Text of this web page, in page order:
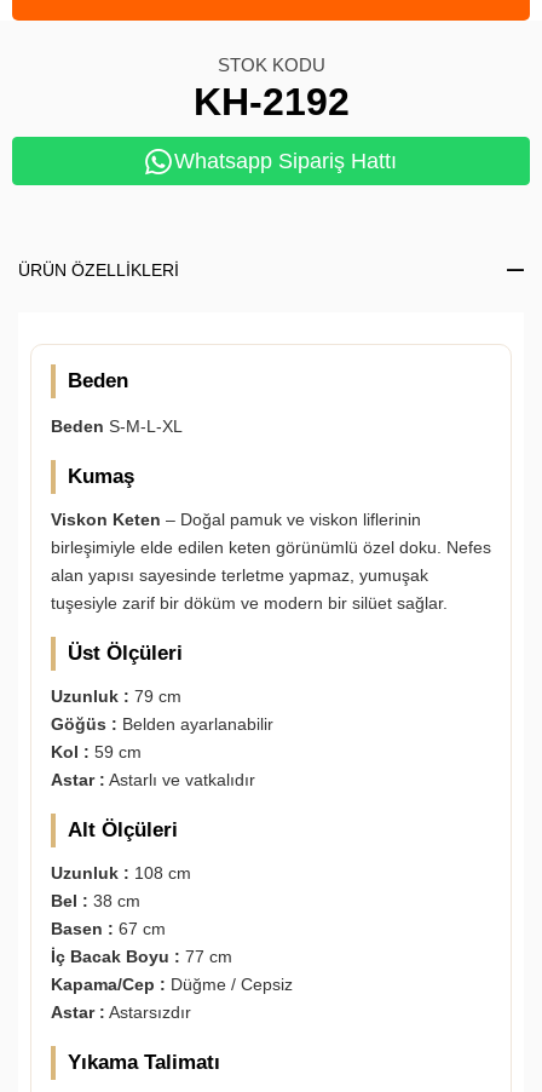
STOK KODU
KH-2192
Whatsapp Sipariş Hattı
ÜRÜN ÖZELLIKLERI
Beden
Beden S-M-L-XL
Kumaş
Viskon Keten – Doğal pamuk ve viskon liflerinin
birleşimiyle elde edilen keten görünümlü özel doku. Nefes
alan yapısı sayesinde terletme yapmaz, yumuşak
tuşesiyle zarif bir döküm ve modern bir silüet sağlar.
Üst Ölçüleri
Uzunluk : 79 cm
Göğüs : Belden ayarlanabilir
Kol : 59 cm
Astar : Astarlı ve vatkalıdır
Alt Ölçüleri
Uzunluk : 108 cm
Bel : 38 cm
Basen : 67 cm
İç Bacak Boyu : 77 cm
Kapama/Cep : Düğme / Cepsiz
Astar : Astarsızdır
Yıkama Talimatı